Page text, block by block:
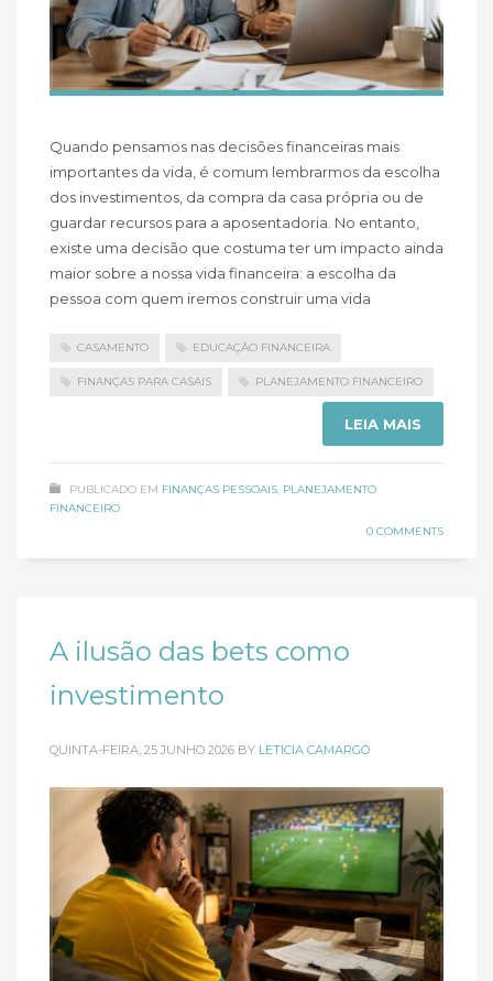
Quando pensamos nas decisões financeiras mais
importantes da vida, é comum lembrarmos da escolha
dos investimentos, da compra da casa própria ou de
guardar recursos para a aposentadoria. No entanto,
existe uma decisão que costuma ter um impacto ainda
maior sobre a nossa vida financeira: a escolha da
pessoa com quem iremos construir uma vida
CASAMENTO EDUCAÇÃO FINANCEIRA
FINANÇAS PARA CASAIS PLANEJAMENTO FINANCEIRO
LEIA MAIS
PUBLICADO EM FINANÇAS PESSOAIS, PLANEJAMENTO
FINANCEIRO
0 COMMENTS
A ilusão das bets como
investimento
QUINTA-FEIRA, 25 JUNHO 2026 BY LETICIA CAMARGO